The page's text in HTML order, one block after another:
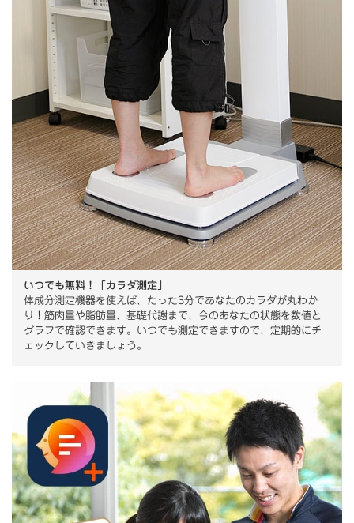
いつでも無料！「カラダ測定」
体成分測定機器を使えば、たった3分であなたのカラダが丸わか
り！筋肉量や脂肪量、基礎代謝まで、今のあなたの状態を数値と
グラフで確認できます。いつでも測定できますので、定期的にチ
ェックしていきましょう。